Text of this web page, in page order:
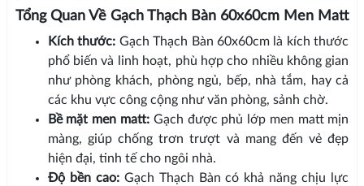
Tổng Quan Về Gạch Thạch Bàn 60x60cm Men Matt
Kích thước: Gạch Thạch Bàn 60x60cm là kích thước
phổ biến và linh hoạt, phù hợp cho nhiều không gian
như phòng khách, phòng ngủ, bếp, nhà tắm, hay cả
các khu vực công cộng như văn phòng, sảnh chờ.
Bề mặt men matt:Gạch được phủ lớp men matt mịn
màng, giúp chống trơn trượt và mang đến vẻ đẹp
hiện đại, tinh tế cho ngôi nhà.
Độ bền cao:Gạch Thạch Bàn có khả năng chịu lực